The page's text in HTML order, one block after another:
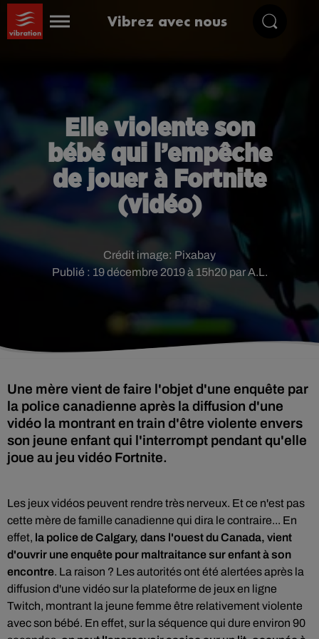
Vibrez avec nous
Elle violente son
bébé qui l’empêche
de jouer à Fortnite
(vidéo)
Publié : 19 décembre 2019 à 15h20 par A.L.
Crédit image: Pixabay
Une mère vient de faire l'objet d'une enquête par
la police canadienne après la diffusion d'une
vidéo la montrant en train d'être violente envers
son jeune enfant qui l'interrompt pendant qu'elle
joue au jeu vidéo Fortnite.
Les jeux vidéos peuvent rendre très nerveux. Et ce n'est pas
cette mère de famille canadienne qui dira le contraire... En
effet, la police de Calgary, dans l'ouest du Canada, vient
d'ouvrir une enquête pour maltraitance sur enfant à son
encontre. La raison ? Les autorités ont été alertées après la
diffusion d'une vidéo sur la plateforme de jeux en ligne
Twitch, montrant la jeune femme être relativement violente
avec son bébé. En effet, sur la séquence qui dure environ 90